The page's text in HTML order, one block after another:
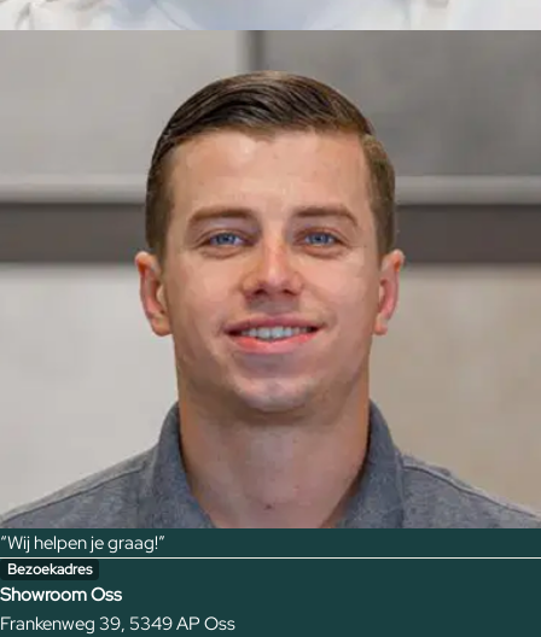
“Wij helpen je graag!”
Bezoekadres
Showroom Oss
Frankenweg 39, 5349 AP Oss